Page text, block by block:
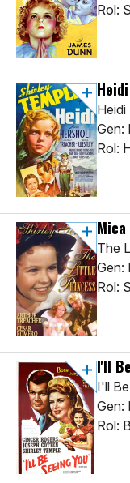
Rol:
Heidi
Heidi
Gen:
Rol:
The
Gen:
Rol:
I'll
I'll
Gen:
Rol: